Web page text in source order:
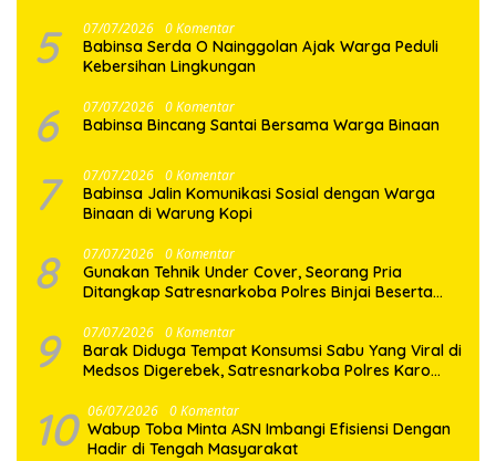
5 07/07/2026 0 Komentar
Babinsa Serda O Nainggolan Ajak Warga Peduli
Kebersihan Lingkungan
6 07/07/2026 0 Komentar
Babinsa Bincang Santai Bersama Warga Binaan
7 07/07/2026 0 Komentar
Babinsa Jalin Komunikasi Sosial dengan Warga
Binaan di Warung Kopi
8 07/07/2026 0 Komentar
Gunakan Tehnik Under Cover, Seorang Pria
Ditangkap Satresnarkoba Polres Binjai Beserta
9 07/07/2026 0 Komentar
Barak Diduga Tempat Konsumsi Sabu Yang Viral di
Medsos Digerebek, Satresnarkoba Polres Karo
10 06/07/2026 0 Komentar
Wabup Toba Minta ASN Imbangi Efisiensi Dengan
Hadir di Tengah Masyarakat